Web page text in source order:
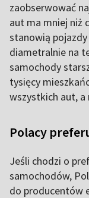
zaobserwować
aut ma mniej niż
stanowią
diametralnie na
samochody
tysięcy
wszystkich aut, a
Polacy
Jeśli chodzi o
samochodów,
do producentów